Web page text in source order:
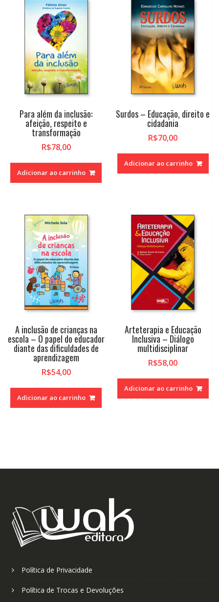
Para além da inclusão:
afeição, respeito e
transformação
R$78,00
Adicionar ao carrinho
Surdos – Educação, direito e
cidadania
R$70,00
Adicionar ao carrinho
A inclusão de crianças na
escola – O papel do educador
diante das dificuldades de
aprendizagem
R$54,00
Adicionar ao carrinho
Arteterapia e Educação
Inclusiva – Diálogo
multidisciplinar
R$58,00
Adicionar ao carrinho
Política de Privacidade
Política de Trocas e Devoluções